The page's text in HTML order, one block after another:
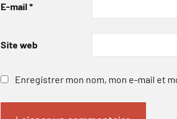
E-mail *
Site web
Enregistrer mon nom, mon e-mail et